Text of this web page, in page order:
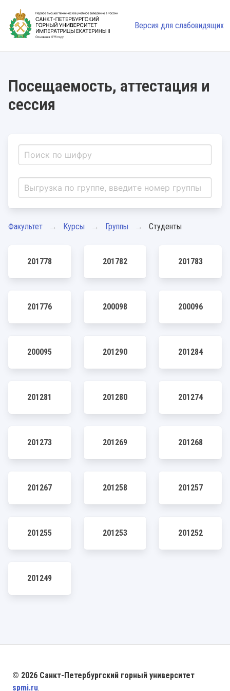
Версия для слабовидящих
Посещаемость, аттестация и
сессия
Факультет Курсы Группы Студенты
201778 201782 201783
201776 200098 200096
200095 201290 201284
201281 201280 201274
201273 201269 201268
201267 201258 201257
201255 201253 201252
201249
© 2026 Санкт-Петербургский горный университет
spmi.ru.